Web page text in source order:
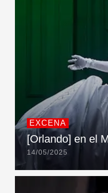
EXCENA
[Orlando] en el
14/05/2025